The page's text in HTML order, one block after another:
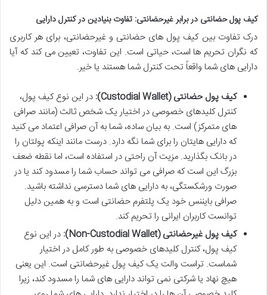
کیف پول حضانتی در برابر غیرحضانتی: تفاوت بنیادین در کنترل دارایی
درک تفاوت بین کیف پول های حضانتی و غیرحضانتی، برای هر کاربری
که نگران تحریم ها است، حیاتی است. این تفاوت، تعیین می کند که آیا
دارایی های شما واقعاً تحت کنترل شما هستند یا خیر.
کیف پول حضانتی (Custodial Wallet):
در این نوع کیف پول،
کنترل کلیدهای خصوصی در اختیار یک شخص ثالث (مانند صرافی
های متمرکز) است. به بیان ساده، شما به آن صرافی اعتماد می کنید
که دارایی هایتان را برای شما نگه دارد. درست مانند اینکه پولتان را
در بانک بگذارید. مزیت آن راحتی در استفاده است، اما نقطه ضعف
بزرگ این است که صرافی می تواند حساب شما را مسدود کند یا در
صورت ورشکستگی، به دارایی های شما دسترسی نداشته باشید.
صرافی بایننس خود یک پلتفرم حضانتی است و به همین دلیل
توانست کاربران ایرانی را تحریم کند.
کیف پول غیرحضانتی (Non-Custodial Wallet):
در این نوع
کیف پول، کنترل کلیدهای خصوصی به طور کامل در اختیار
شماست. تراست والت یک کیف پول غیرحضانتی است. این یعنی
هیچ نهاد یا شرکتی نمی تواند دارایی های شما را مسدود کند، زیرا